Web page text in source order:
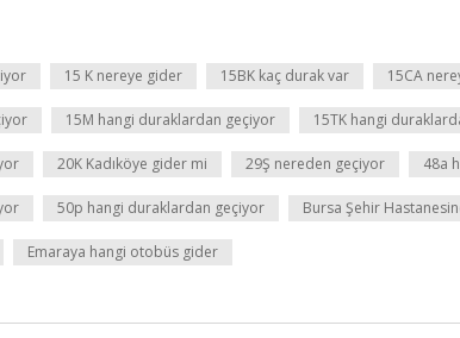
15 K nereye gider 15BK kaç durak var 15CA
15M hangi duraklardan geçiyor 15TK hangi
20K Kadıköye gider mi 29Ş nereden geçiyor 48a
50p hangi duraklardan geçiyor Bursa Şehir
Emaraya hangi otobüs gider